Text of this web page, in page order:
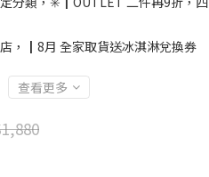
，┃8月 全家取貨送冰淇淋兌換券
查看更多